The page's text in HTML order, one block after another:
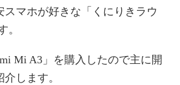
スマホが好きな「くにりきラウ
。
Mi A3」を購入したので主に開
します。